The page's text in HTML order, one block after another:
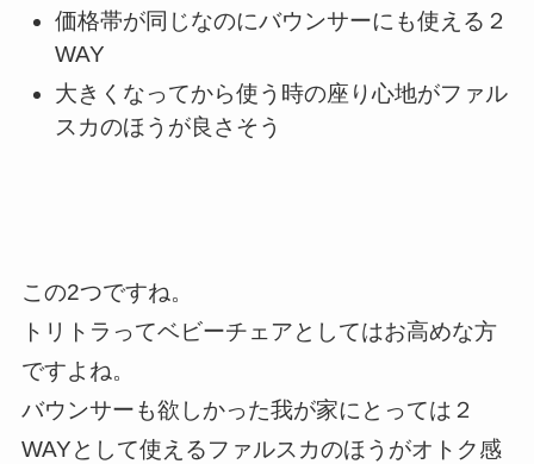
価格帯が同じなのにバウンサーにも使える２
WAY
大きくなってから使う時の座り心地がファル
スカのほうが良さそう
この2つですね。
トリトラってベビーチェアとしてはお高めな方
ですよね。
バウンサーも欲しかった我が家にとっては２
WAYとして使えるファルスカのほうがオトク感